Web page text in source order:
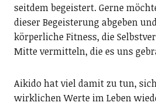
seitdem begeistert. Gerne
dieser Begeisterung abgeben
körperliche Fitness, die
Mitte vermitteln, die es uns
Aikido hat viel damit zu tun,
wirklichen Werte im Leben